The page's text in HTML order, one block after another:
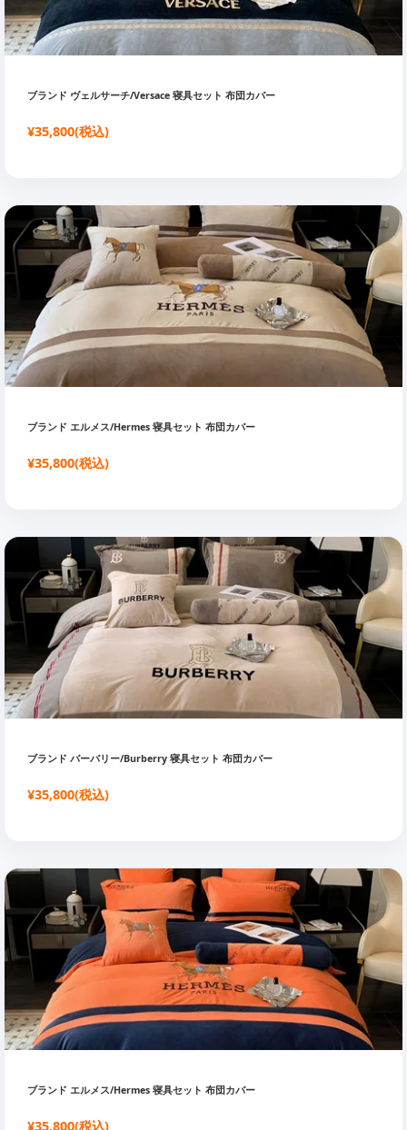
ブランド ヴェルサーチ/Versace 寝具セット 布団カバー
¥35,800(税込)
ブランド エルメス/Hermes 寝具セット 布団カバー
¥35,800(税込)
ブランド バーバリー/Burberry 寝具セット 布団カバー
¥35,800(税込)
ブランド エルメス/Hermes 寝具セット 布団カバー
¥35,800(税込)